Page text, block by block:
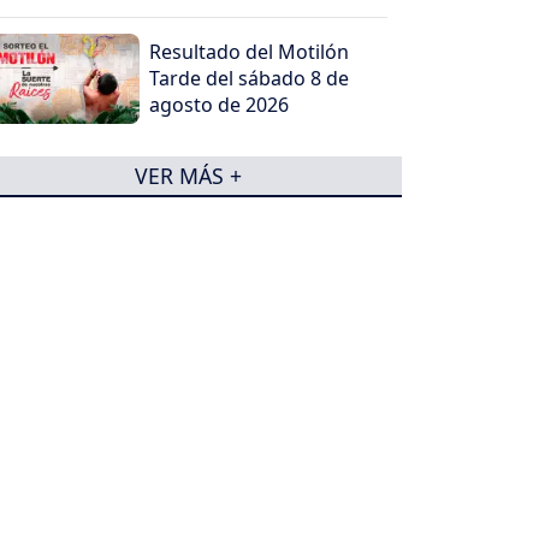
criminales
Resultado del Motilón
Tarde del sábado 8 de
agosto de 2026
VER MÁS +